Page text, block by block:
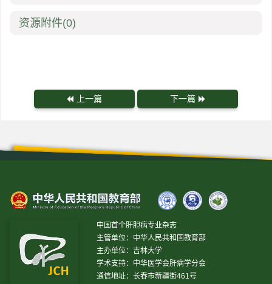
资源附件(0)
上一篇 下一篇
中国首个肝胆病专业杂志
主管单位：中华人民共和国教育部
主办单位：吉林大学
学术支持：中华医学会肝病学分会
通信地址：长春市新疆街461号